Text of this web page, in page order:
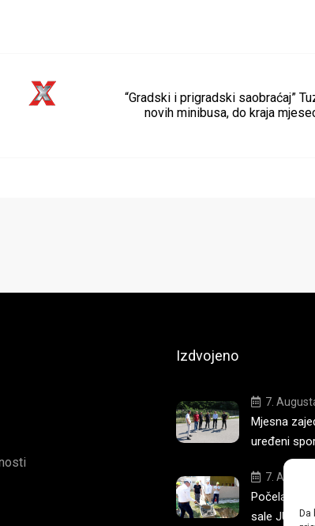
“Gradski i prigradski saobraćaj”
novih minibusa, do kraja
Izdvojeno
7.
Mjesna
uređeni
7.
Počela
sale JU OŠ